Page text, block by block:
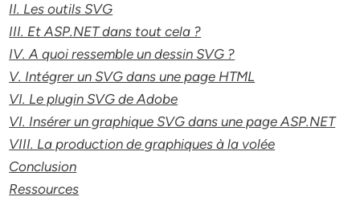
II. Les outils SVG
III. Et ASP.NET dans tout cela ?
IV. A quoi ressemble un dessin SVG ?
V. Intégrer un SVG dans une page HTML
VI. Le plugin SVG de Adobe
VI. Insérer un graphique SVG dans une page ASP.NET
VIII. La production de graphiques à la volée
Conclusion
Ressources